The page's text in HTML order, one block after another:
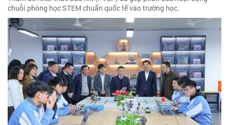
chuỗi phòng học STEM chuẩn quốc tế vào trường học.